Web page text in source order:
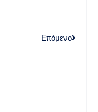
Επόμενο